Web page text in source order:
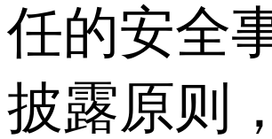
任的安全
披露原则